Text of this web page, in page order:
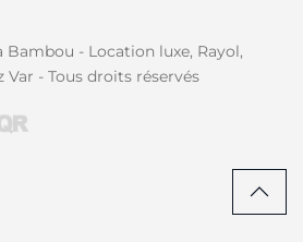
- Location luxe, Rayol,
Var - Tous droits réservés